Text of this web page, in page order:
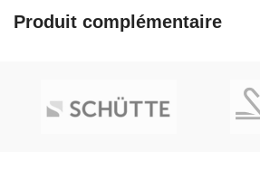
Produit complémentaire